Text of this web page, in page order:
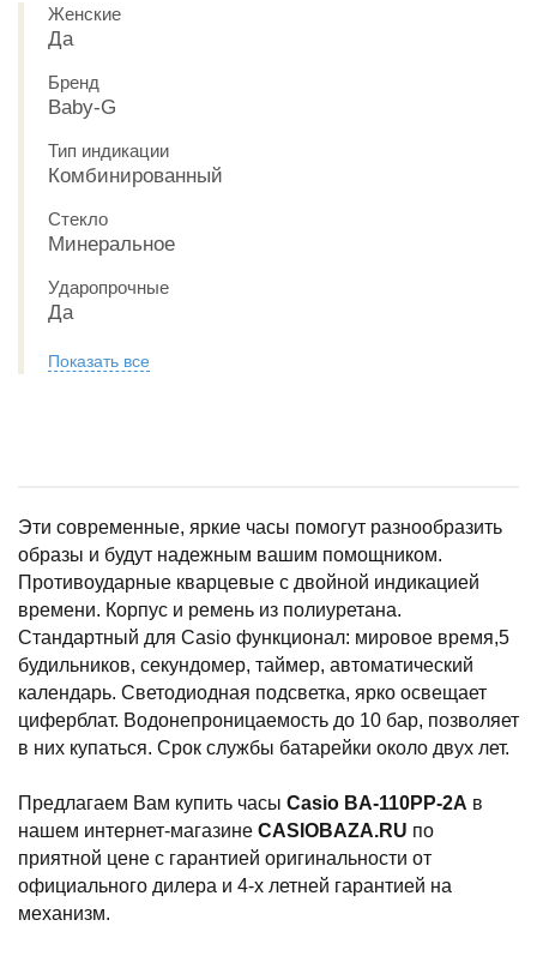
Женские
Да
Бренд
Baby-G
Тип индикации
Комбинированный
Стекло
Минеральное
Ударопрочные
Да
Показать все
Эти современные, яркие часы помогут разнообразить
образы и будут надежным вашим помощником.
Противоударные кварцевые с двойной индикацией
времени. Корпус и ремень из полиуретана.
Стандартный для Casio функционал: мировое время,5
будильников, секундомер, таймер, автоматический
календарь. Светодиодная подсветка, ярко освещает
циферблат. Водонепроницаемость до 10 бар, позволяет
в них купаться. Срок службы батарейки около двух лет.
Предлагаем Вам купить часы Casio BA-110PP-2A в
нашем интернет-магазине CASIOBAZA.RU по
приятной цене с гарантией оригинальности от
официального дилера и 4-х летней гарантией на
механизм.